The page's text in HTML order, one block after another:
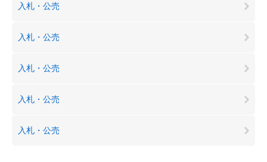
入札・公売
入札・公売
入札・公売
入札・公売
入札・公売